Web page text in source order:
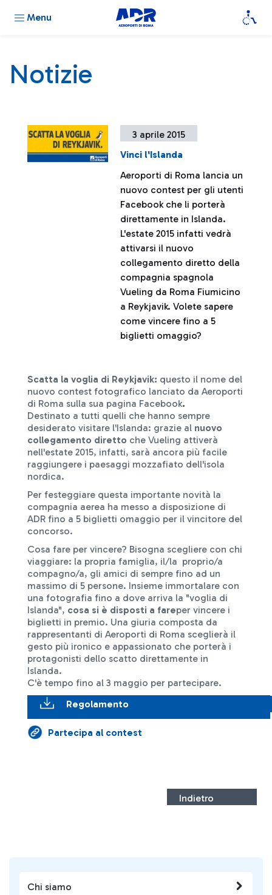
Menu
Chi siamo
Notizie
3 aprile 2015
Vinci l'Islanda
Aeroporti di Roma lancia un
nuovo contest per gli utenti
Facebook che li porterà
direttamente in Islanda.
L'estate 2015 infatti vedrà
attivarsi il nuovo
collegamento diretto della
compagnia spagnola
Vueling da Roma Fiumicino
a Reykjavik. Volete sapere
come vincere fino a 5
biglietti omaggio?
Scatta la voglia di Reykjavik: questo il nome del
nuovo contest fotografico lanciato da Aeroporti
di Roma sulla sua pagina Facebook.
Destinato a tutti quelli che hanno sempre
desiderato visitare l'Islanda: grazie al nuovo
collegamento diretto che Vueling attiverà
nell'estate 2015, infatti, sarà ancora più facile
raggiungere i paesaggi mozzafiato dell'isola
nordica.
Per festeggiare questa importante novità la
compagnia aerea ha messo a disposizione di
ADR fino a 5 biglietti omaggio per il vincitore del
concorso.
Cosa fare per vincere? Bisogna scegliere con chi
viaggiare: la propria famiglia, il/la proprio/a
compagno/a, gli amici di sempre fino ad un
massimo di 5 persone. Insieme immortalare con
una fotografia fino a dove arriva la "voglia di
Islanda", cosa si è disposti a fareper vincere i
biglietti in premio. Una giuria composta da
rappresentanti di Aeroporti di Roma sceglierà il
gesto più ironico e appassionato che porterà i
protagonisti dello scatto direttamente in
Islanda.
C'è tempo fino al 3 maggio per partecipare.
Regolamento
Partecipa al contest
Indietro